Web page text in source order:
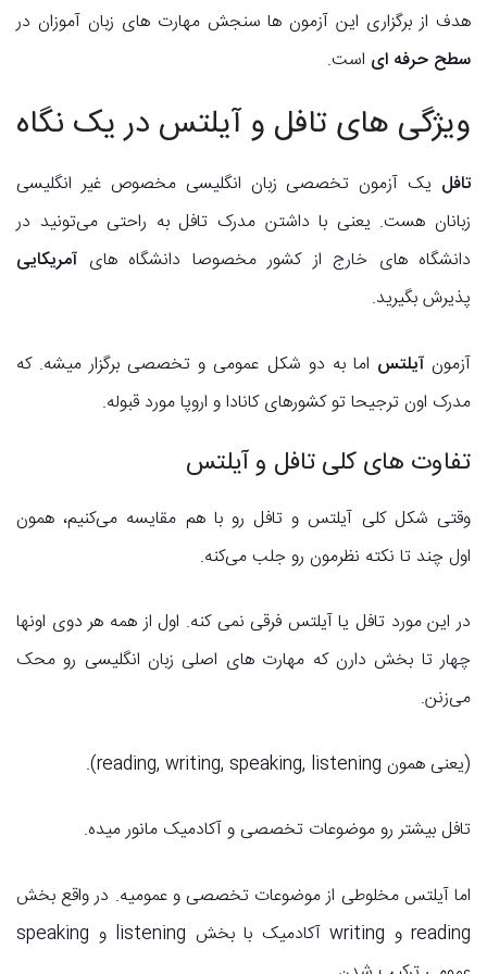
هدف از برگزاری این آزمون ها سنجش مهارت های زبان آموزان در
سطح حرفه ای است.
ویژگی های تافل و آیلتس در یک نگاه
تافل یک آزمون تخصصی زبان انگلیسی مخصوص غیر انگلیسی
زبانان هست. یعنی با داشتن مدرک تافل به راحتی می‌تونید در
دانشگاه های خارج از کشور مخصوصا دانشگاه های آمریکایی
پذیرش بگیرید.
آزمونآیلتس اما به دو شکل عمومی و تخصصی برگزار میشه. که
مدرک اون ترجیحا تو کشورهای کانادا و اروپا مورد قبوله.
تفاوت های کلی تافل و آیلتس
وقتی شکل کلی آیلتس و تافل رو با هم مقایسه می‌کنیم، همون
اول چند تا نکته نظرمون رو جلب می‌کنه.
در این مورد تافل یا آیلتس فرقی نمی کنه. اول از همه هر دوی اونها
چهار تا بخش دارن که مهارت های اصلی زبان انگلیسی رو محک
می‌زنن.
(یعنی همون reading, writing, speaking, listening).
تافل بیشتر رو موضوعات تخصصی و آکادمیک مانور میده.
اما آیلتس مخلوطی از موضوعات تخصصی و عمومیه. در واقع بخش
reading و writing آکادمیک با بخش listening و speaking